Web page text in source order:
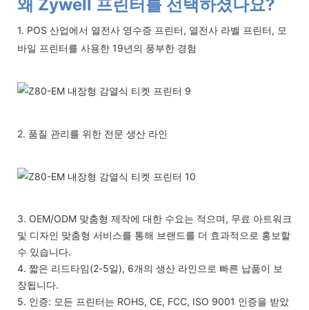
왜 Zywell 프린터를 선택하셨나요?
1. POS 산업에서 열전사 영수증 프린터, 열전사 라벨 프린터, 모
바일 프린터를 사용한 19년의 풍부한 경험
2. 품질 관리를 위한 전문 생산 라인
3. OEM/ODM 맞춤형 제작에 대한 수요는 적으며, 무료 아트워크
및 디자인 맞춤형 서비스를 통해 브랜드를 더 효과적으로 홍보할
수 있습니다.
4. 짧은 리드타임(2-5일), 6개의 생산 라인으로 빠른 납품이 보
장됩니다.
5. 인증: 모든 프린터는 ROHS, CE, FCC, ISO 9001 인증을 받았